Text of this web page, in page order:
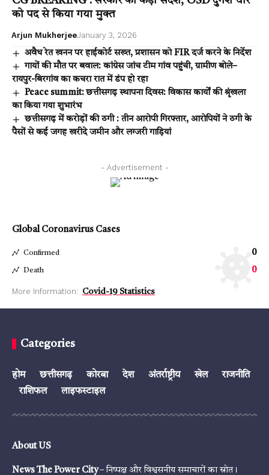
को पद से किया गया मुक्त
Arjun MukherjeeJanuary 3, 2026
अवैध रेत खनन पर हाईकोर्ट सख्त, प्रशासन को FIR दर्ज करने के निर्देश
गायों की मौत पर बवाल: कांग्रेस जांच टीम गांव पहुंची, ग्रामीण बोले–
रायपुर-बिरगांव का कचरा रात में डंप हो रहा
Peace summit: छत्तीसगढ़ स्थापना दिवस: विकास कार्यों की श्रृंखला
का किया गया शुभारंभ
छत्तीसगढ़ में करोड़ों की ठगी : तीन आरोपी गिरफ्तार, आरोपियों ने ठगी के
पैसों से कई जगह खरीदे जमीन और लग्जरी गाड़ियां
- Advertisement -
Global Coronavirus Cases
Confirmed 0
Death 0
More Information: Covid-19 Statistics
Categories
होम छत्तीसगढ़ कोरबा देश अंतर्राष्ट्रीय खेल
राजनीति
राशिफल
लाइफस्टाइल
About US
News The Power City– निष्पक्ष और विश्वसनीय समाचारों का स्रोत।